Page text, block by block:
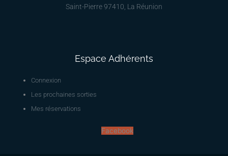
Saint-Pierre 97410, La Réunion
Espace Adhérents
Connexion
Les prochaines sorties
Mes réservations
Facebook